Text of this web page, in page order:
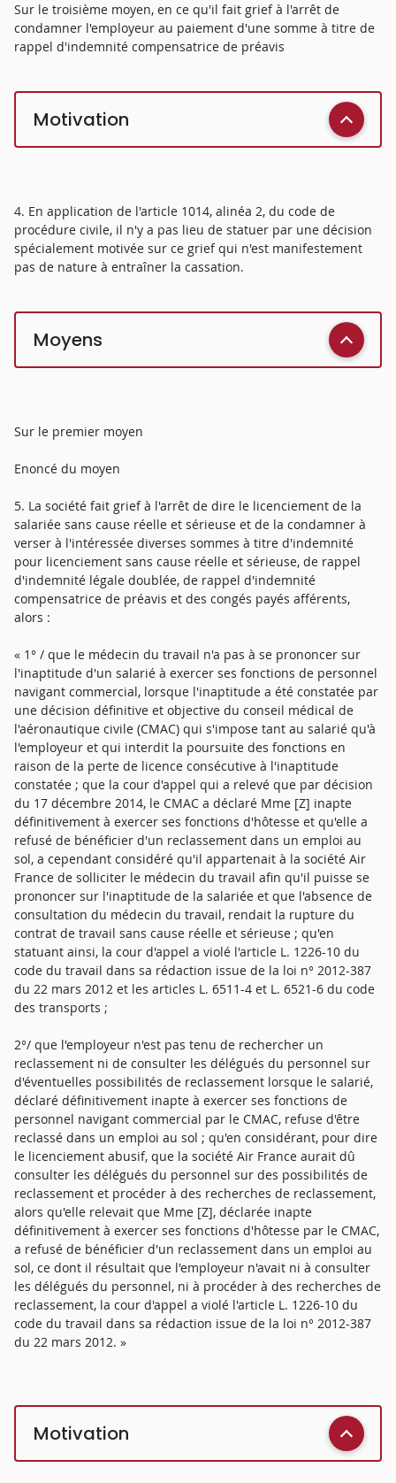
Sur le troisième moyen, en ce qu'il fait grief à l'arrêt de
condamner l'employeur au paiement d'une somme à titre de
rappel d'indemnité compensatrice de préavis
Motivation
4. En application de l'article 1014, alinéa 2, du code de
procédure civile, il n'y a pas lieu de statuer par une décision
spécialement motivée sur ce grief qui n'est manifestement
pas de nature à entraîner la cassation.
Moyens
Sur le premier moyen
Enoncé du moyen
5. La société fait grief à l'arrêt de dire le licenciement de la
salariée sans cause réelle et sérieuse et de la condamner à
verser à l'intéressée diverses sommes à titre d'indemnité
pour licenciement sans cause réelle et sérieuse, de rappel
d'indemnité légale doublée, de rappel d'indemnité
compensatrice de préavis et des congés payés afférents,
alors :
« 1° / que le médecin du travail n'a pas à se prononcer sur
l'inaptitude d'un salarié à exercer ses fonctions de personnel
navigant commercial, lorsque l'inaptitude a été constatée par
une décision définitive et objective du conseil médical de
l'aéronautique civile (CMAC) qui s'impose tant au salarié qu'à
l'employeur et qui interdit la poursuite des fonctions en
raison de la perte de licence consécutive à l'inaptitude
constatée ; que la cour d'appel qui a relevé que par décision
du 17 décembre 2014, le CMAC a déclaré Mme [Z] inapte
définitivement à exercer ses fonctions d'hôtesse et qu'elle a
refusé de bénéficier d'un reclassement dans un emploi au
sol, a cependant considéré qu'il appartenait à la société Air
France de solliciter le médecin du travail afin qu'il puisse se
prononcer sur l'inaptitude de la salariée et que l'absence de
consultation du médecin du travail, rendait la rupture du
contrat de travail sans cause réelle et sérieuse ; qu'en
statuant ainsi, la cour d'appel a violé l'article L. 1226-10 du
code du travail dans sa rédaction issue de la loi n° 2012-387
du 22 mars 2012 et les articles L. 6511-4 et L. 6521-6 du code
des transports ;
2°/ que l'employeur n'est pas tenu de rechercher un
reclassement ni de consulter les délégués du personnel sur
d'éventuelles possibilités de reclassement lorsque le salarié,
déclaré définitivement inapte à exercer ses fonctions de
personnel navigant commercial par le CMAC, refuse d'être
reclassé dans un emploi au sol ; qu'en considérant, pour dire
le licenciement abusif, que la société Air France aurait dû
consulter les délégués du personnel sur des possibilités de
reclassement et procéder à des recherches de reclassement,
alors qu'elle relevait que Mme [Z], déclarée inapte
définitivement à exercer ses fonctions d'hôtesse par le CMAC,
a refusé de bénéficier d'un reclassement dans un emploi au
sol, ce dont il résultait que l'employeur n'avait ni à consulter
les délégués du personnel, ni à procéder à des recherches de
reclassement, la cour d'appel a violé l'article L. 1226-10 du
code du travail dans sa rédaction issue de la loi n° 2012-387
du 22 mars 2012. »
Motivation